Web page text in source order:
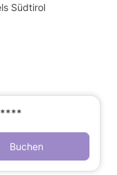
Buchen
Südtirol